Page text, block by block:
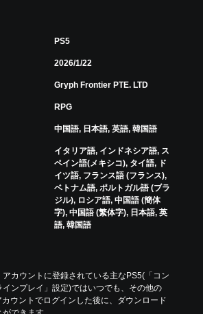
PS5
2026/1/22
Gryph Frontier PTE. LTD
RPG
中国語, 日本語, 英語, 韓国語
イタリア語, インドネシア語, ス
ペイン語(メキシコ), タイ語, ド
イツ語, フランス語 (フランス),
ベトナム語, ポルトガル語 (ブラ
ジル), ロシア語, 中国語 (簡体
字), 中国語 (繁体字), 日本語, 英
語, 韓国語
カウントに登録されている主なPS5(「コン
インプレイ」設定)ではいつでも、その他の
ウントでログインした後に、ダウンロード